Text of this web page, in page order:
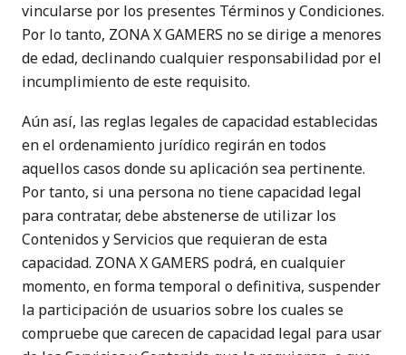
vincularse por los presentes Términos y Condiciones.
Por lo tanto, ZONA X GAMERS no se dirige a menores
de edad, declinando cualquier responsabilidad por el
incumplimiento de este requisito.
Aún así, las reglas legales de capacidad establecidas
en el ordenamiento jurídico regirán en todos
aquellos casos donde su aplicación sea pertinente.
Por tanto, si una persona no tiene capacidad legal
para contratar, debe abstenerse de utilizar los
Contenidos y Servicios que requieran de esta
capacidad. ZONA X GAMERS podrá, en cualquier
momento, en forma temporal o definitiva, suspender
la participación de usuarios sobre los cuales se
compruebe que carecen de capacidad legal para usar